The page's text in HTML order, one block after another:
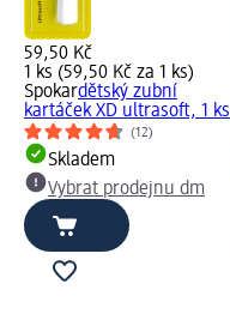
59,50 Kč
1 ks (59,50 Kč za 1 ks)
Spokardětský zubní
kartáček XD ultrasoft, 1 ks
(12)
Skladem
Vybrat prodejnu dm